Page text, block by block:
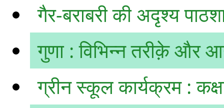
गैर-बराबरी की अदृश्य
गुणा : विभिन्‍न तरीक़े और
ग्रीन स्कूल कार्यक्रम :